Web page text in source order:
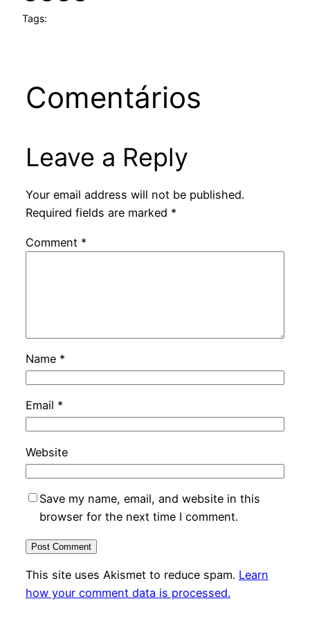
Tags:
Comentários
Leave a Reply
Your email address will not be published.
Required fields are marked *
Comment *
Name *
Email *
Website
Save my name, email, and website in this
browser for the next time I comment.
This site uses Akismet to reduce spam. Learn
how your comment data is processed.